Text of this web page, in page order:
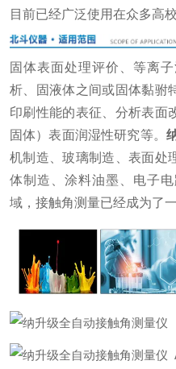
目前已经广泛使用在众多高
固体表面处理评价、等离
析、固液体之间或固体黏驸
印刷性能的表征、分析表面
固体）表面润湿性研究等。
机制造、玻璃制造、表面处
体制造、涂料油墨、电子
域，接触角测量已经成为了